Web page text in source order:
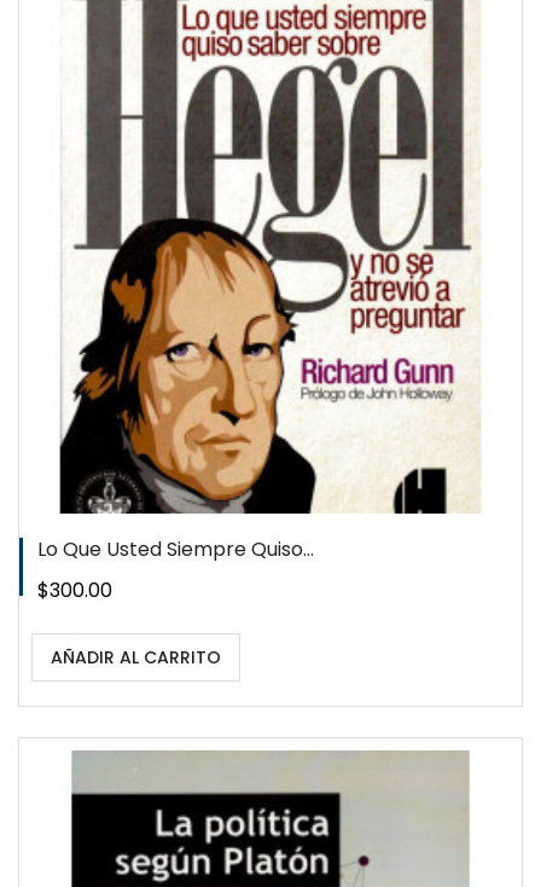
Lo Que Usted Siempre Quiso...
Precio
$300.00
AÑADIR AL CARRITO